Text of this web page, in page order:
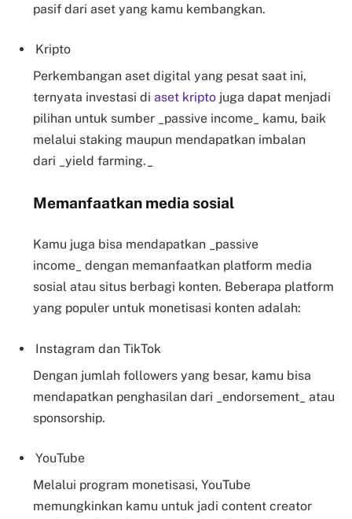
pasif dari aset yang kamu kembangkan.
Kripto
Perkembangan aset digital yang pesat saat ini,
ternyata investasi di aset kripto juga dapat menjadi
pilihan untuk sumber _passive income_ kamu, baik
melalui staking maupun mendapatkan imbalan
dari _yield farming._
Memanfaatkan media sosial
Kamu juga bisa mendapatkan _passive
income_ dengan memanfaatkan platform media
sosial atau situs berbagi konten. Beberapa platform
yang populer untuk monetisasi konten adalah:
Instagram dan TikTok
Dengan jumlah followers yang besar, kamu bisa
mendapatkan penghasilan dari _endorsement_ atau
sponsorship.
YouTube
Melalui program monetisasi, YouTube
memungkinkan kamu untuk jadi content creator